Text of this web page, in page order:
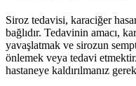
Siroz tedavisi, karaciğer
bağlıdır. Tedavinin amacı,
yavaşlatmak ve sirozun
önlemek veya tedavi
hastaneye kaldırılmanız